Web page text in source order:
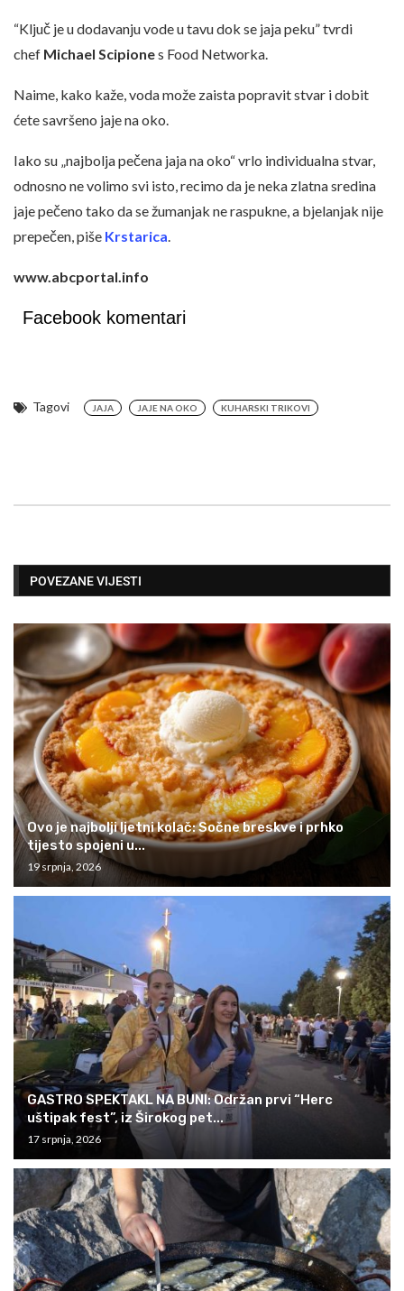
“Ključ je u dodavanju vode u tavu dok se jaja peku” tvrdi
chef Michael Scipiones Food Networka.
Naime, kako kaže, voda može zaista popravit stvar i dobit
ćete savršeno jaje na oko.
Iako su „najbolja pečena jaja na oko“ vrlo individualna stvar,
odnosno ne volimo svi isto, recimo da je neka zlatna sredina
jaje pečeno tako da se žumanjak ne raspukne, a bjelanjak nije
prepečen, piše Krstarica
www.abcportal.info
Facebook komentari
Tagovi JAJA JAJE NA OKO KUHARSKI TRIKOVI
POVEZANE VIJESTI
Ovo je najbolji ljetni kolač: Sočne breskve i prhko
tijesto spojeni u...
19 srpnja, 2026
GASTRO SPEKTAKL NA BUNI: Održan prvi “Herc
uštipak fest”, iz Širokog pet...
17 srpnja, 2026